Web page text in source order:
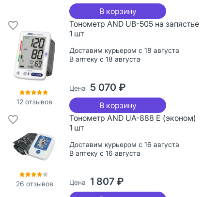
В корзину
12 отзывов
Тонометр AND UB-505 на запястье
1 шт
Доставим курьером с 18 августа
В аптеку с 18 августа
Цена 5 070 ₽
В корзину
26 отзывов
Тонометр AND UA-888 E (эконом)
1 шт
Доставим курьером с 16 августа
В аптеку с 16 августа
Цена 1 807 ₽